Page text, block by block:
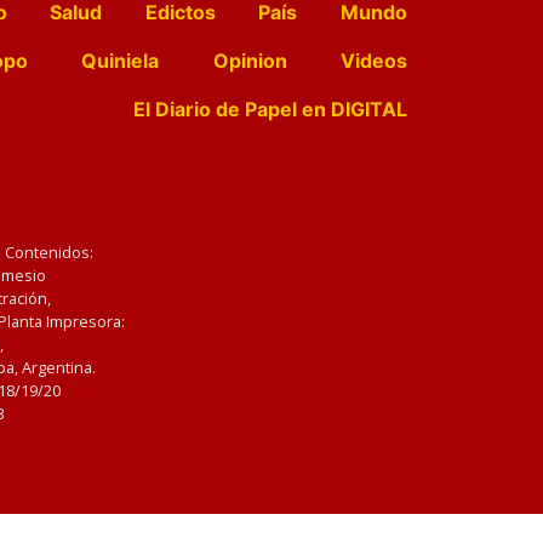
Salud Edictos País
Mundo
Quiniela Opinion
Videos
El Diario de Papel en DIGITAL
Impresora:
Argentina.
19/20